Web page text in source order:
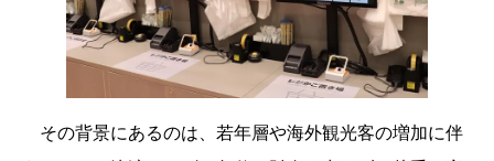
その背景にあるのは、若年層や海外観光客の増加に伴